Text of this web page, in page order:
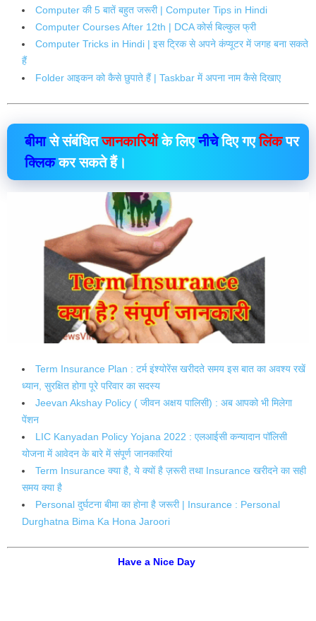
Computer की 5 बातें बहुत जरूरी | Computer Tips in Hindi
Computer Courses After 12th | DCA कोर्स बिल्कुल फ्री
Computer Tricks in Hindi | इस ट्रिक से अपने कंप्यूटर में जगह बना सकते
हैं
Folder आइकन को कैसे छुपाते हैं | Taskbar में अपना नाम कैसे दिखाए
बीमासे संबंधितजानकारियोंके लिएनीचेदिए गएलिंकपर
क्लिककर सकते हैं।
Term Insurance Plan : टर्म इंश्योरेंस खरीदते समय इस बात का अवश्य रखें
ध्यान, सुरक्षित होगा पूरे परिवार का सदस्य
Jeevan Akshay Policy ( जीवन अक्षय पालिसी) : अब आपको भी मिलेगा
पेंशन
LIC Kanyadan Policy Yojana 2022 : एलआईसी कन्यादान पॉलिसी
योजना में आवेदन के बारे में संपूर्ण जानकारियां
Term Insurance क्या है, ये क्यों है ज़रूरी तथा Insurance खरीदने का सही
समय क्या है
Personal दुर्घटना बीमा का होना है जरूरी | Insurance : Personal
Durghatna Bima Ka Hona Jaroori
Have a Nice Day